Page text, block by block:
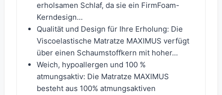
erholsamen Schlaf, da sie ein FirmFoam-
Kerndesign...
Qualität und Design für Ihre Erholung: Die
Viscoelastische Matratze MAXIMUS verfügt
über einen Schaumstoffkern mit hoher...
Weich, hypoallergen und 100 %
atmungsaktiv: Die Matratze MAXIMUS
besteht aus 100% atmungsaktiven